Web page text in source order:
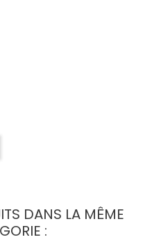
DANS LA MÊME
: